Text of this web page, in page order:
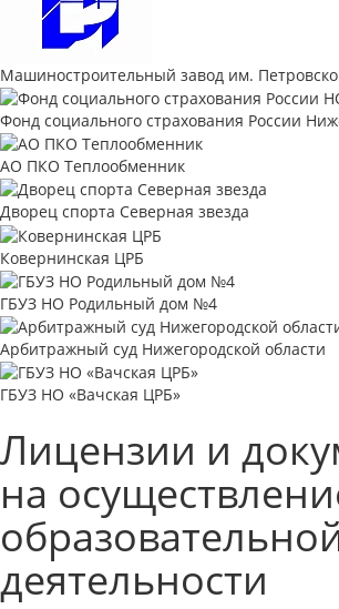
Машиностроительный завод им.
Фонд социального страхования России
АО ПКО Теплообменник
Дворец спорта Северная звезда
Ковернинская ЦРБ
ГБУЗ НО Родильный дом №4
Арбитражный суд Нижегородской области
ГБУЗ НО «Вачская ЦРБ»
Лицензии и
на
деятельности